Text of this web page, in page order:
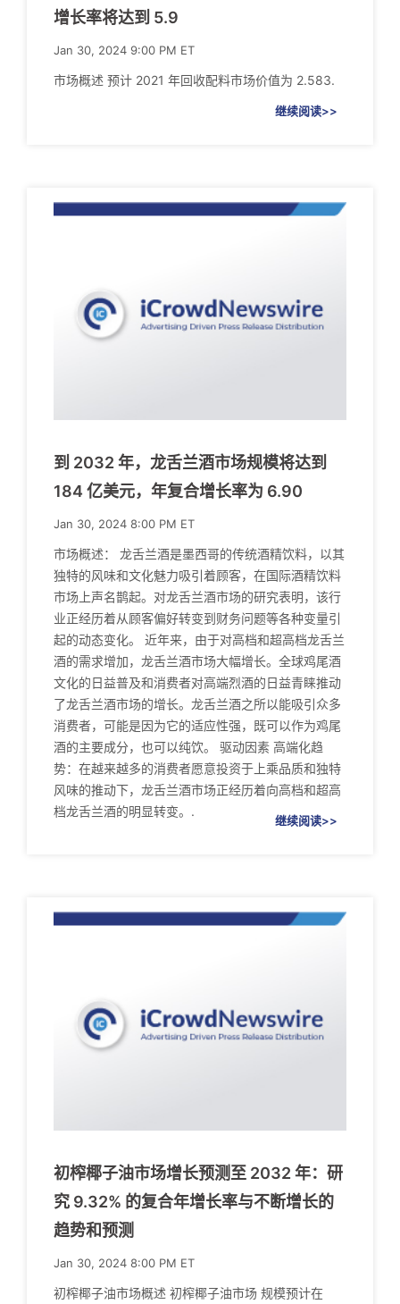
增长率将达到 5.9
Jan 30, 2024 9:00 PM ET
市场概述 预计 2021 年回收配料市场价值为 2.583.
继续阅读>>
到 2032 年，龙舌兰酒市场规模将达到
184 亿美元，年复合增长率为 6.90
Jan 30, 2024 8:00 PM ET
市场概述： 龙舌兰酒是墨西哥的传统酒精饮料，以其
独特的风味和文化魅力吸引着顾客，在国际酒精饮料
市场上声名鹊起。对龙舌兰酒市场的研究表明，该行
业正经历着从顾客偏好转变到财务问题等各种变量引
起的动态变化。 近年来，由于对高档和超高档龙舌兰
酒的需求增加，龙舌兰酒市场大幅增长。全球鸡尾酒
文化的日益普及和消费者对高端烈酒的日益青睐推动
了龙舌兰酒市场的增长。龙舌兰酒之所以能吸引众多
消费者，可能是因为它的适应性强，既可以作为鸡尾
酒的主要成分，也可以纯饮。 驱动因素 高端化趋
势：在越来越多的消费者愿意投资于上乘品质和独特
风味的推动下，龙舌兰酒市场正经历着向高档和超高
档龙舌兰酒的明显转变。.
继续阅读>>
初榨椰子油市场增长预测至 2032 年：研
究 9.32% 的复合年增长率与不断增长的
趋势和预测
Jan 30, 2024 8:00 PM ET
初榨椰子油市场概述 初榨椰子油市场 规模预计在